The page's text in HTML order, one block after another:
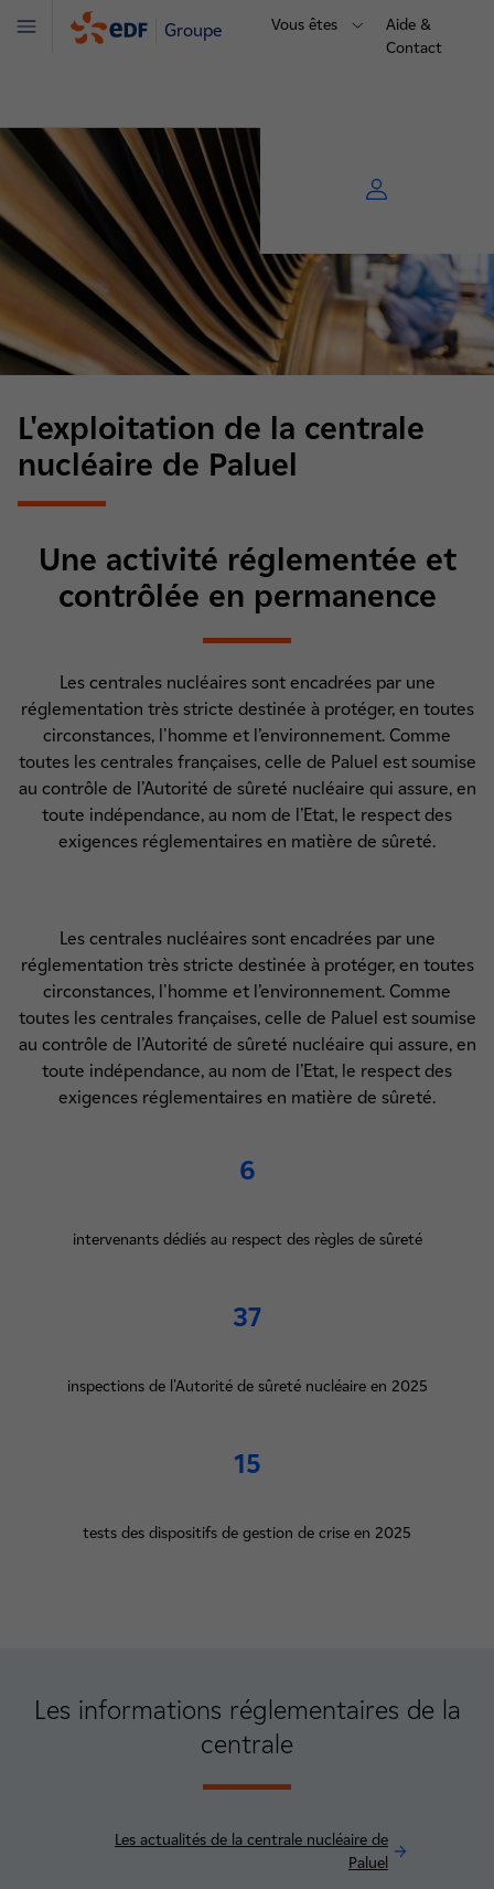
Groupe Vous êtes
Aide &
Contact
Menu
L'exploitation de la centrale
nucléaire de Paluel
Une activité réglementée et
contrôlée en permanence
Les centrales nucléaires sont encadrées par une
réglementation très stricte destinée à protéger, en toutes
circonstances, l'homme et l’environnement. Comme
toutes les centrales françaises, celle de Paluel est soumise
au contrôle de l’Autorité de sûreté nucléaire qui assure, en
toute indépendance, au nom de l’Etat, le respect des
exigences réglementaires en matière de sûreté.
Les centrales nucléaires sont encadrées par une
réglementation très stricte destinée à protéger, en toutes
circonstances, l'homme et l’environnement. Comme
toutes les centrales françaises, celle de Paluel est soumise
au contrôle de l’Autorité de sûreté nucléaire qui assure, en
toute indépendance, au nom de l’Etat, le respect des
exigences réglementaires en matière de sûreté.
6
intervenants dédiés au respect des règles de sûreté
37
inspections de l'Autorité de sûreté nucléaire en 2025
15
tests des dispositifs de gestion de crise en 2025
Les informations réglementaires de la
centrale
Les actualités de la centrale nucléaire de
Paluel